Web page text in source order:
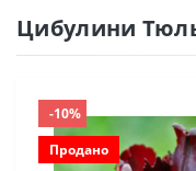
Цибулини
-10%
Продано